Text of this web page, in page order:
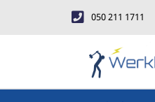
050 211 1711